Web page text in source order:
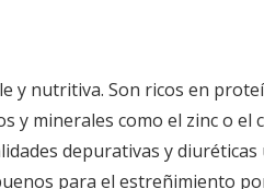
y nutritiva. Son ricos en
y minerales como el zinc o el
depurativas y diuréticas
para el estreñimiento